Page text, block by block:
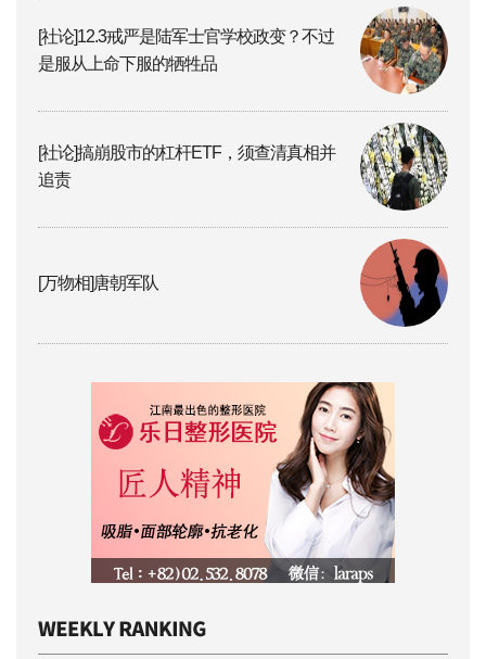
[社论]12.3戒严是陆军士官学校政变？不过
是服从上命下服的牺牲品
[社论]搞崩股市的杠杆ETF，须查清真相并
追责
[万物相]唐朝军队